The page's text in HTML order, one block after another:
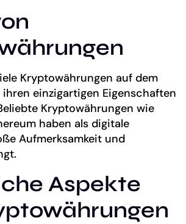
Kryptowährungen auf dem
einzigartigen Eigenschaften
Kryptowährungen wie
haben als digitale
Aufmerksamkeit und
Aspekte